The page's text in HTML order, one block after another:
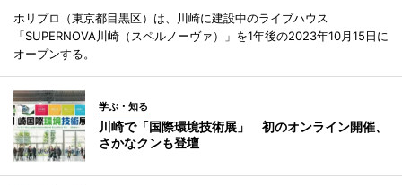
ホリプロ（東京都目黒区）は、川崎に建設中のライブハウス
「SUPERNOVA川崎（スペルノーヴァ）」を1年後の2023年10月15日に
オープンする。
学ぶ・知る
川崎で「国際環境技術展」 初のオンライン開催、
さかなクンも登壇